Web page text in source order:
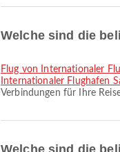
Welche sind die
Flug von Internationaler
Internationaler Flughafen
Verbindungen für Ihre
Welche sind die